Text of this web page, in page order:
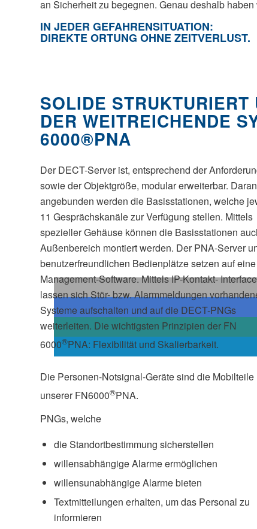
an Sicherheit zu begegnen. Genau deshalb
IN JEDER GEFAHRENSITUATION:
DIREKTE ORTUNG OHNE ZEITVERLUST.
SOLIDE
DER WEITREICHENDE
6000®PNA
Der DECT-Server ist, entsprechend der
sowie der Objektgröße, modular erweiterbar. Daran
angebunden werden die Basisstationen, welche
11 Gesprächskanäle zur Verfügung stellen. Mittels
spezieller Gehäuse können die Basisstationen
Außenbereich montiert werden. Der PNA-Server
benutzerfreundlichen Bedienplätze setzen auf eine
Management-Software. Mittels IP-Kontakt- Interface
lassen sich Stör- bzw. Alarmmeldungen
Systeme aufschalten und auf die DECT-PNGs
weiterleiten. Die wichtigsten Prinzipien der FN
6000®PNA: Flexibilität und Skalierbarkeit.
Die Personen-Notsignal-Geräte sind die Mobilteile
unserer FN6000®PNA.
PNGs, welche
die Standortbestimmung sicherstellen
willensabhängige Alarme ermöglichen
willensunabhängige Alarme bieten
Textmitteilungen erhalten, um das Personal zu
informieren